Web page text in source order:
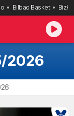
Bilbao Basket
2026